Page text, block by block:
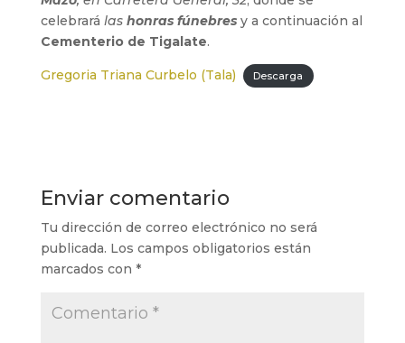
celebrará las honras fúnebresy a continuación al
Cementerio de Tigalate.
Gregoria Triana Curbelo (Tala) Descarga
Enviar comentario
Tu dirección de correo electrónico no será
publicada. Los campos obligatorios están
marcados con *